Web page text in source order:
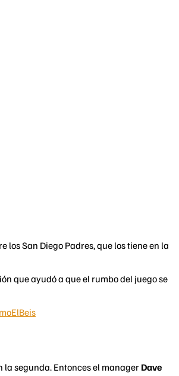
los San Diego Padres, que los tiene en la
que ayudó a que el rumbo del juego se
segunda. Entonces el manager Dave